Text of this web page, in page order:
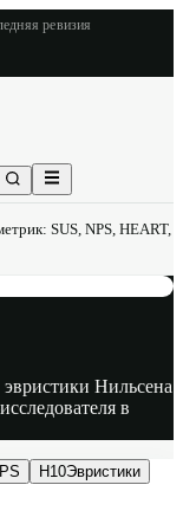
ревизия
SUS, NPS, HEART,
Нильсена
в
H10Эвристики